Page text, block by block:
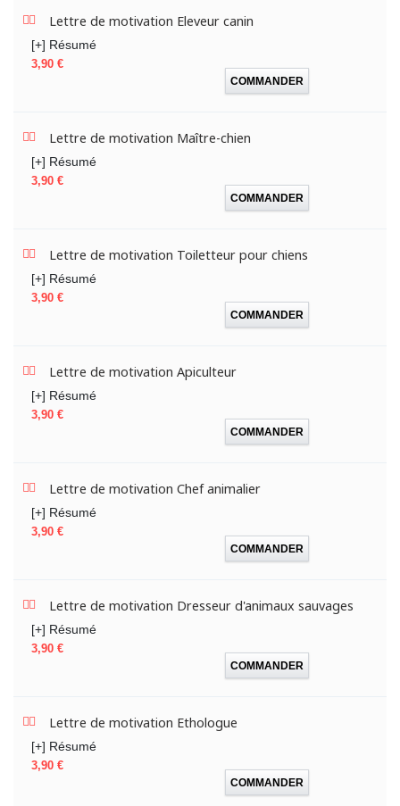
Lettre de motivation Eleveur canin
[+] Résumé
Prix
3,90 €
COMMANDER
Lettre de motivation Maître-chien
[+] Résumé
Prix
3,90 €
COMMANDER
Lettre de motivation Toiletteur pour chiens
[+] Résumé
Prix
3,90 €
COMMANDER
Lettre de motivation Apiculteur
[+] Résumé
Prix
3,90 €
COMMANDER
Lettre de motivation Chef animalier
[+] Résumé
Prix
3,90 €
COMMANDER
Lettre de motivation Dresseur d'animaux sauvages
[+] Résumé
Prix
3,90 €
COMMANDER
Lettre de motivation Ethologue
[+] Résumé
Prix
3,90 €
COMMANDER